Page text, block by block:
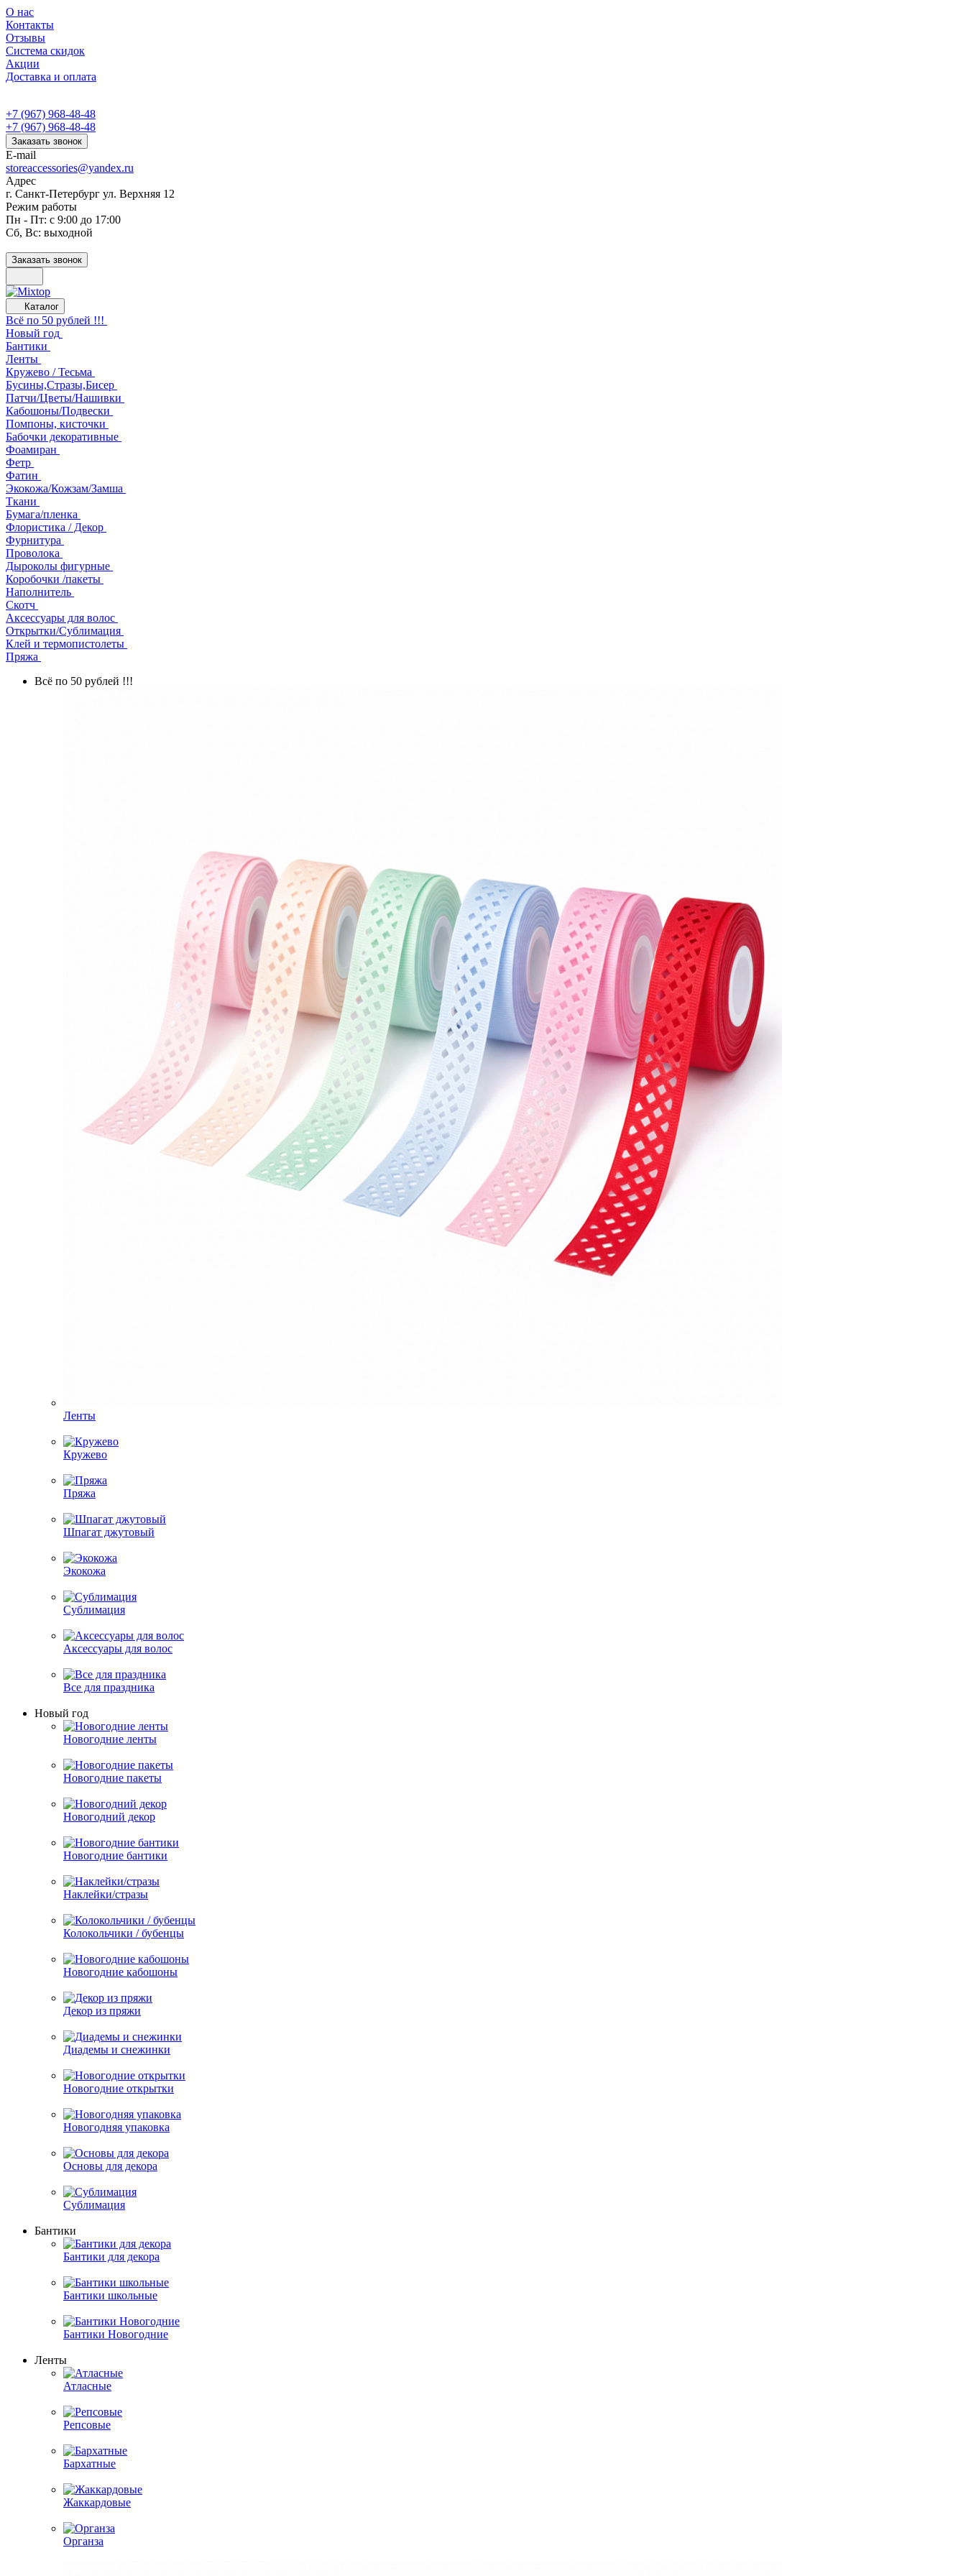
О нас
Контакты
Отзывы
Система скидок
Акции
Доставка и оплата
+7 (967) 968-48-48
+7 (967) 968-48-48
Заказать звонок
E-mail
storeaccessories@yandex.ru
Адрес
г. Санкт-Петербург ул. Верхняя 12
Режим работы
Пн - Пт: с 9:00 до 17:00
Сб, Вс: выходной
Заказать звонок
Каталог
Всё по 50 рублей !!!
Новый год
Бантики
Ленты
Кружево / Тесьма
Бусины,Стразы,Бисер
Патчи/Цветы/Нашивки
Кабошоны/Подвески
Помпоны, кисточки
Бабочки декоративные
Фоамиран
Фетр
Фатин
Экокожа/Кожзам/Замша
Ткани
Бумага/пленка
Флористика / Декор
Фурнитура
Проволока
Дыроколы фигурные
Коробочки /пакеты
Наполнитель
Скотч
Аксессуары для волос
Открытки/Сублимация
Клей и термопистолеты
Пряжа
Всё по 50 рублей !!!
Ленты
Кружево
Пряжа
Шпагат джутовый
Экокожа
Сублимация
Аксессуары для волос
Все для праздника
Новый год
Новогодние ленты
Новогодние пакеты
Новогодний декор
Новогодние бантики
Наклейки/стразы
Колокольчики / бубенцы
Новогодние кабошоны
Декор из пряжи
Диадемы и снежинки
Новогодние открытки
Новогодняя упаковка
Основы для декора
Сублимация
Бантики
Бантики для декора
Бантики школьные
Бантики Новогодние
Ленты
Атласные
Репсовые
Бархатные
Жаккардовые
Органза